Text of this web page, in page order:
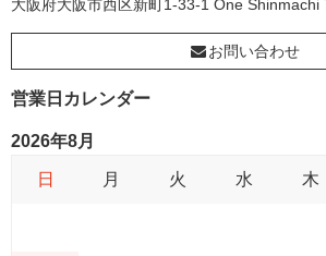
大阪府大阪市西区新町1-33-1 One Shinmachi
お問い合わせ
営業日カレンダー
2026年8月
日 月 火 水 木